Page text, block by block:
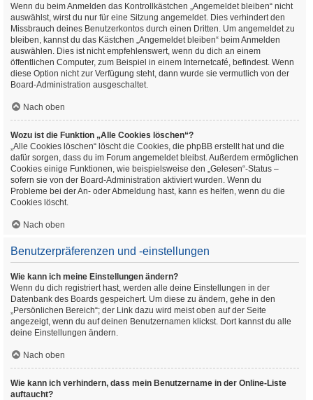
Wenn du beim Anmelden das Kontrollkästchen „Angemeldet bleiben“ nicht
auswählst, wirst du nur für eine Sitzung angemeldet. Dies verhindert den
Missbrauch deines Benutzerkontos durch einen Dritten. Um angemeldet zu
bleiben, kannst du das Kästchen „Angemeldet bleiben“ beim Anmelden
auswählen. Dies ist nicht empfehlenswert, wenn du dich an einem
öffentlichen Computer, zum Beispiel in einem Internetcafé, befindest. Wenn
diese Option nicht zur Verfügung steht, dann wurde sie vermutlich von der
Board-Administration ausgeschaltet.
Nach oben
Wozu ist die Funktion „Alle Cookies löschen“?
„Alle Cookies löschen“ löscht die Cookies, die phpBB erstellt hat und die
dafür sorgen, dass du im Forum angemeldet bleibst. Außerdem ermöglichen
Cookies einige Funktionen, wie beispielsweise den „Gelesen“-Status –
sofern sie von der Board-Administration aktiviert wurden. Wenn du
Probleme bei der An- oder Abmeldung hast, kann es helfen, wenn du die
Cookies löscht.
Nach oben
Benutzerpräferenzen und -einstellungen
Wie kann ich meine Einstellungen ändern?
Wenn du dich registriert hast, werden alle deine Einstellungen in der
Datenbank des Boards gespeichert. Um diese zu ändern, gehe in den
„Persönlichen Bereich“; der Link dazu wird meist oben auf der Seite
angezeigt, wenn du auf deinen Benutzernamen klickst. Dort kannst du alle
deine Einstellungen ändern.
Nach oben
Wie kann ich verhindern, dass mein Benutzername in der Online-Liste
auftaucht?